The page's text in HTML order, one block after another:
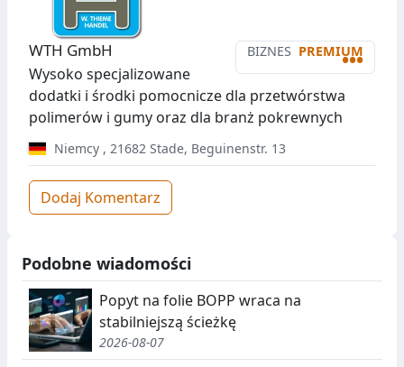
BIZNES PREMIUM
•••
WTH GmbH
Wysoko specjalizowane
dodatki i środki pomocnicze dla przetwórstwa
polimerów i gumy oraz dla branż pokrewnych
Niemcy, 21682 Stade, Beguinenstr. 13
Dodaj Komentarz
Podobne wiadomości
Popyt na folie BOPP wraca na
stabilniejszą ścieżkę
2026-08-07